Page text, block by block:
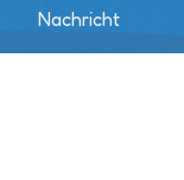
Nachricht